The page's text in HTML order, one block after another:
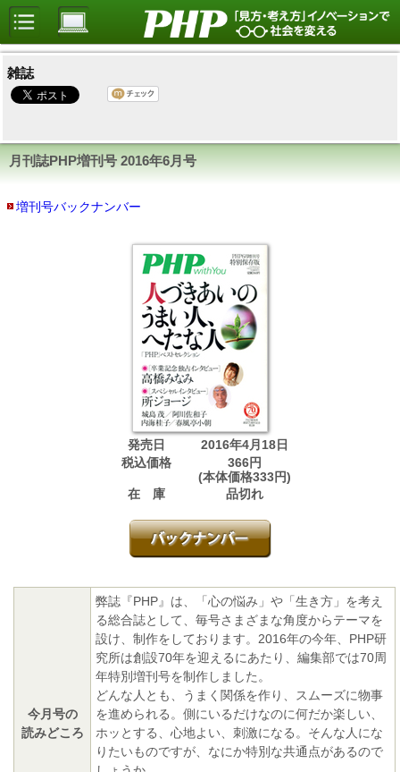
雑誌
月刊誌PHP増刊号 2016年6月号
増刊号バックナンバー
発売日
2016年4月18日
税込価格
366円
(本体価格333円)
在 庫
品切れ
今月号の
読みどころ
弊誌『PHP』は、「心の悩み」や「生き方」を考え
る総合誌として、毎号さまざまな角度からテーマを
設け、制作をしております。2016年の今年、PHP研
究所は創設70年を迎えるにあたり、編集部では70周
年特別増刊号を制作しました。
どんな人とも、うまく関係を作り、スムーズに物事
を進められる。側にいるだけなのに何だか楽しい、
ホッとする、心地よい、刺激になる。そんな人にな
りたいものですが、なにか特別な共通点があるので